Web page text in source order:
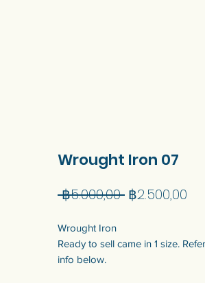
Wrought Iron 07
฿5.000,00 Regular
฿2.500,00
Wrought Iron
Ready to sell came in 1 size.
info below.